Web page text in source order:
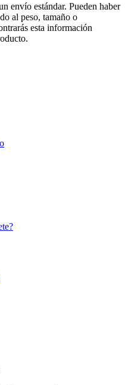
envío estándar. Pueden haber
al peso, tamaño o
esta información